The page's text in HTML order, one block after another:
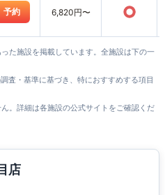
予約 6,820円〜 ○
た施設を掲載しています。全施設は下の一
査・基準に基づき、特におすすめする項目
。詳細は各施設の公式サイトをご確認くだ
店